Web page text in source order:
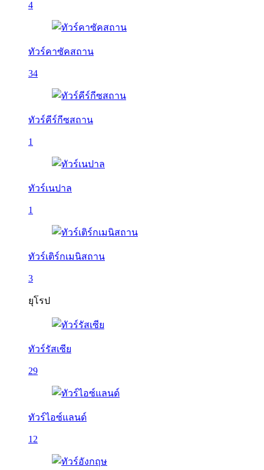
4
ทัวร์คาซัคสถาน
34
ทัวร์คีร์กีซสถาน
1
ทัวร์เนปาล
1
ทัวร์เติร์กเมนิสถาน
3
ยุโรป
ทัวร์รัสเซีย
29
ทัวร์ไอซ์แลนด์
12